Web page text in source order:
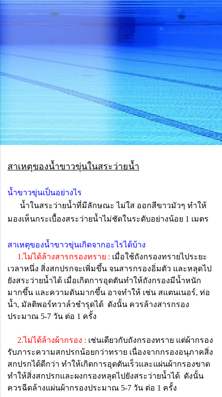
สาเหตุของน้ำขาวขุ่นในสระว่ายน้ำ
น้ำขาวขุ่นเป็นอย่างไร
น้ำในสระว่ายน้ำที่มีลักษณะ ไม่ใส ออกสีขาวมัวๆ ทำให้
มองเห็นกระเบื้องสระว่ายน้ำไม่ชัดในระดับอย่างน้อย 1 เมตร
สาเหตุของน้ำขาวขุ่นเกิดจากอะไรได้บ้าง
1.ไม่ได้ล้างสารกรองทราย : เมื่อใช้ถังกรองทรายไประยะ
เวลาหนึ่ง สิ่งสกปรกจะเพิ่มขึ้น จนสารกรองอิ่มตัว และหลุดไป
ยังสระว่ายน้ำได้ เมื่อเกิดการอุดตันทำให้ถังกรองมีน้ำหนัก
มากขึ้น และความดันมากขึ้น อาจทำให้ เช่น สแตนเนอร์, ท่อ
น้ำ, มัลติพอร์ทวาล์วชำรุดได้ ดังนั้น ควรล้างสารกรอง
ประมาณ 5-7 วัน ต่อ 1 ครั้ง
2.ไม่ได้ล้างผ้ากรอง : เช่นเดียวกับถังกรองทราย แต่ผ้ากรอง
รับภาระความสกปรกน้อยกว่าทราย เนื่องจากกรองอนุภาคสิ่ง
สกปรกได้ดีกว่า ทำให้เกิดการอุดตันเร็วและแผ่นผ้ากรองขาด
ทำให้สิ่งสกปรกและผงกรองหลุดไปยังสระว่ายน้ำได้ ดังนั้น
ควรฉีดล้างแผ่นผ้ากรองประมาณ 5-7 วัน ต่อ 1 ครั้ง